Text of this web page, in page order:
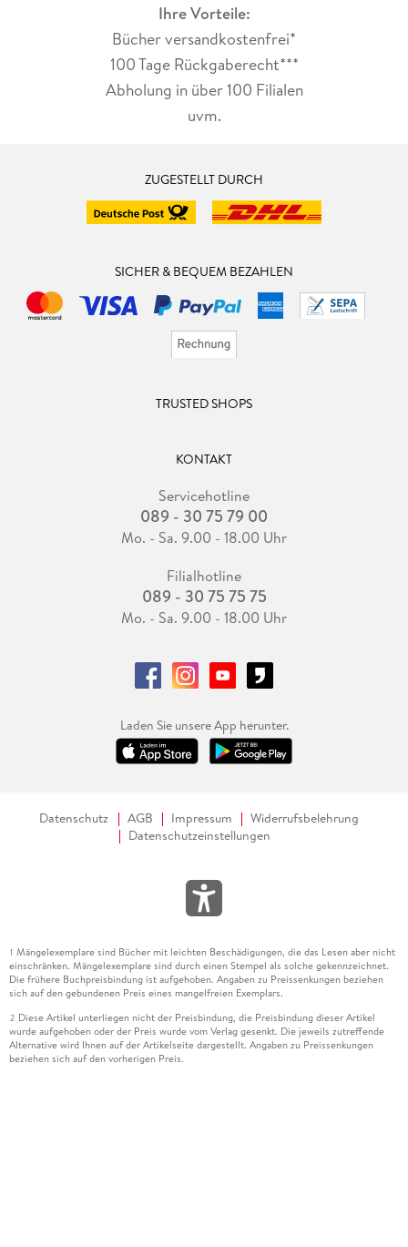
Ihre Vorteile:
Bücher versandkostenfrei*
100 Tage Rückgaberecht***
Abholung in über 100 Filialen
uvm.
ZUGESTELLT DURCH
SICHER & BEQUEM BEZAHLEN
TRUSTED SHOPS
KONTAKT
Servicehotline
089 - 30 75 79 00
Mo. - Sa. 9.00 - 18.00 Uhr
Filialhotline
089 - 30 75 75 75
Mo. - Sa. 9.00 - 18.00 Uhr
Laden Sie unsere App herunter.
Datenschutz AGB Impressum
Widerrufsbelehrung
Datenschutzeinstellungen
1 Mängelexemplare sind Bücher mit leichten Beschädigungen, die das Lesen aber nicht
einschränken. Mängelexemplare sind durch einen Stempel als solche gekennzeichnet.
Die frühere Buchpreisbindung ist aufgehoben. Angaben zu Preissenkungen beziehen
sich auf den gebundenen Preis eines mangelfreien Exemplars.
2 Diese Artikel unterliegen nicht der Preisbindung, die Preisbindung dieser Artikel
wurde aufgehoben oder der Preis wurde vom Verlag gesenkt. Die jeweils zutreffende
Alternative wird Ihnen auf der Artikelseite dargestellt. Angaben zu Preissenkungen
beziehen sich auf den vorherigen Preis.